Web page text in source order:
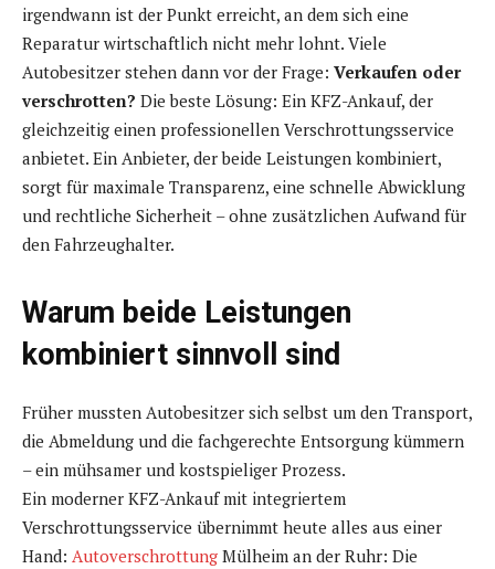
irgendwann ist der Punkt erreicht, an dem sich eine
Reparatur wirtschaftlich nicht mehr lohnt. Viele
Autobesitzer stehen dann vor der Frage: Verkaufen oder
verschrotten? Die beste Lösung: Ein KFZ-Ankauf, der
gleichzeitig einen professionellen Verschrottungsservice
anbietet. Ein Anbieter, der beide Leistungen kombiniert,
sorgt für maximale Transparenz, eine schnelle Abwicklung
und rechtliche Sicherheit – ohne zusätzlichen Aufwand für
den Fahrzeughalter.
Warum beide Leistungen
kombiniert sinnvoll sind
Früher mussten Autobesitzer sich selbst um den Transport,
die Abmeldung und die fachgerechte Entsorgung kümmern
– ein mühsamer und kostspieliger Prozess.
Ein moderner KFZ-Ankauf mit integriertem
Verschrottungsservice übernimmt heute alles aus einer
Hand: Autoverschrottung Mülheim an der Ruhr: Die